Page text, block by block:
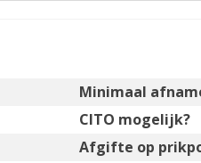
Minimaal
CITO mogelijk?
Afgifte op